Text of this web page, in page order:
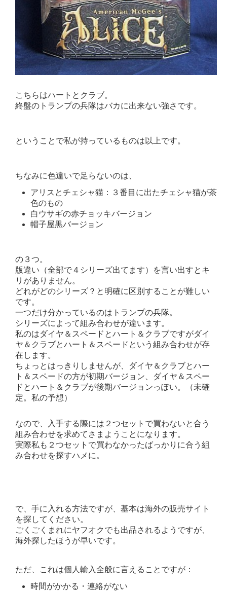
こちらはハートとクラブ。
終盤のトランプの兵隊はバカに出来ない強さです。
ということで私が持っているものは以上です。
ちなみに色違いで足らないのは、
アリスとチェシャ猫：３番目に出たチェシャ猫が茶
色のもの
白ウサギの赤チョッキバージョン
帽子屋黒バージョン
の３つ。
版違い（全部で４シリーズ出てます）を言い出すとキ
リがありません。
どれがどのシリーズ？と明確に区別することが難しい
です。
一つだけ分かっているのはトランプの兵隊。
シリーズによって組み合わせが違います。
私のはダイヤ＆スペードとハート＆クラブですがダイ
ヤ＆クラブとハート＆スペードという組み合わせが存
在します。
ちょっとはっきりしませんが、ダイヤ＆クラブとハー
ト＆スペードの方が初期バージョン、ダイヤ＆スペー
ドとハート＆クラブが後期バージョンっぽい。（未確
定。私の予想）
なので、入手する際には２つセットで買わないと合う
組み合わせを求めてさまようことになります。
実際私も２つセットで買わなかったばっかりに合う組
み合わせを探すハメに。
で、手に入れる方法ですが、基本は海外の販売サイト
を探してください。
ごくごくまれにヤフオクでも出品されるようですが、
海外探したほうが早いです。
ただ、これは個人輸入全般に言えることですが：
時間がかかる・連絡がない